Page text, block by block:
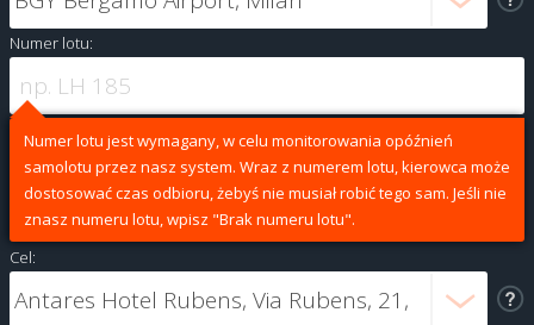
Numer lotu:
Numer lotu jest wymagany, w celu monitorowania opóźnień
samolotu przez nasz system. Wraz z numerem lotu, kierowca może
dostosować czas odbioru, żebyś nie musiał robić tego sam. Jeśli nie
znasz numeru lotu, wpisz "Brak numeru lotu".
Cel: